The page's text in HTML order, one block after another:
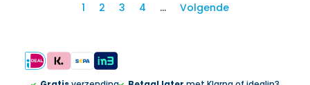
1 2 3 4 … Volgende